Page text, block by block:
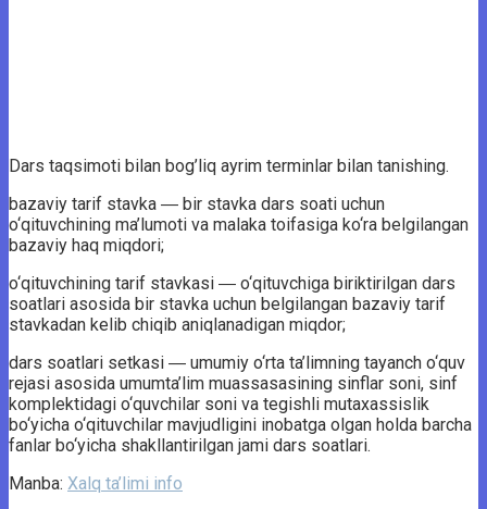
Dars taqsimoti bilan bog’liq ayrim terminlar bilan tanishing.
bazaviy tarif stavka ― bir stavka dars soati uchun
o‘qituvchining ma’lumoti va malaka toifasiga ko‘ra belgilangan
bazaviy haq miqdori;
o‘qituvchining tarif stavkasi ― o‘qituvchiga biriktirilgan dars
soatlari asosida bir stavka uchun belgilangan bazaviy tarif
stavkadan kelib chiqib aniqlanadigan miqdor;
dars soatlari setkasi ― umumiy o‘rta ta’limning tayanch o‘quv
rejasi asosida umumta’lim muassasasining sinflar soni, sinf
komplektidagi o‘quvchilar soni va tegishli mutaxassislik
bo‘yicha o‘qituvchilar mavjudligini inobatga olgan holda barcha
fanlar bo‘yicha shakllantirilgan jami dars soatlari.
Manba: Xalq ta’limi info